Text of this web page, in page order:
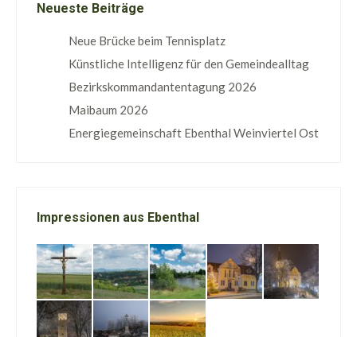
Neueste Beiträge
Neue Brücke beim Tennisplatz
Künstliche Intelligenz für den Gemeindealltag
Bezirkskommandantentagung 2026
Maibaum 2026
Energiegemeinschaft Ebenthal Weinviertel Ost
Impressionen aus Ebenthal